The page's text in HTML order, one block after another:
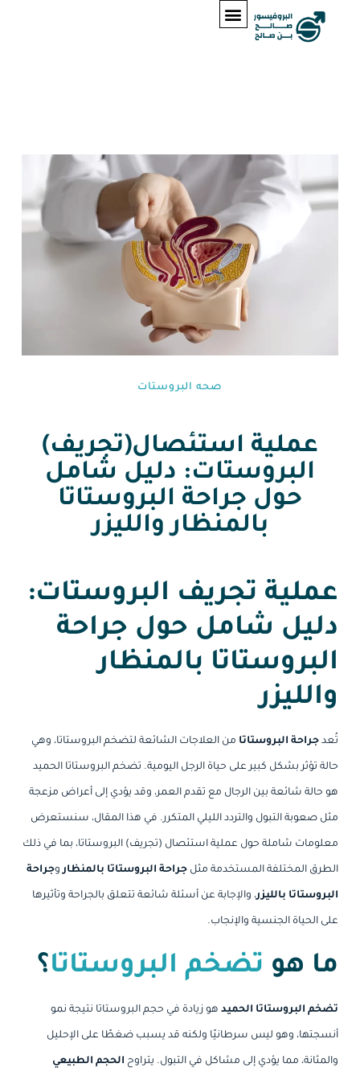
صحه البروستات
عملية استئصال(تجريف)
البروستات: دليل شامل
حول جراحة البروستاتا
بالمنظار والليزر
عملية تجريف البروستات:
دليل شامل حول جراحة
البروستاتا بالمنظار
والليزر
تُعد جراحة البروستاتا من العلاجات الشائعة لتضخم البروستاتا، وهي
حالة تؤثر بشكل كبير على حياة الرجل اليومية. تضخم البروستاتا الحميد
هو حالة شائعة بين الرجال مع تقدم العمر، وقد يؤدي إلى أعراض مزعجة
مثل صعوبة التبول والتردد الليلي المتكرر. في هذا المقال، سنستعرض
معلومات شاملة حول عملية استئصال (تجريف) البروستاتا، بما في ذلك
الطرق المختلفة المستخدمة مثل جراحة البروستاتا بالمنظاروجراحة
البروستاتا بالليزر، والإجابة عن أسئلة شائعة تتعلق بالجراحة وتأثيرها
على الحياة الجنسية والإنجاب.
ما هو تضخم البروستاتا؟
تضخم البروستاتا الحميدهو زيادة في حجم البروستاتا نتيجة نمو
أنسجتها، وهو ليس سرطانيًا ولكنه قد يسبب ضغطًا على الإحليل
والمثانة، مما يؤدي إلى مشاكل في التبول. يتراوح الحجم الطبيعي